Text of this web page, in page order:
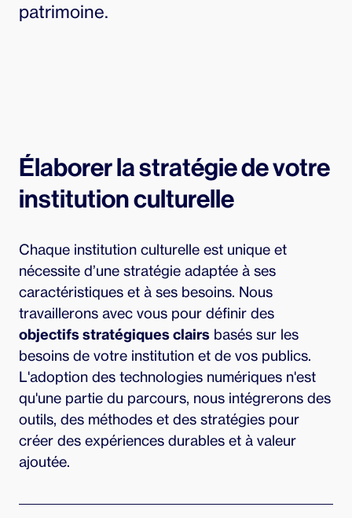
patrimoine.
Élaborer la stratégie de votre
institution culturelle
Chaque institution culturelle est unique et
nécessite d’une stratégie adaptée à ses
caractéristiques et à ses besoins. Nous
travaillerons avec vous pour définir des
objectifs stratégiques clairs basés sur les
besoins de votre institution et de vos publics.
L'adoption des technologies numériques n'est
qu'une partie du parcours, nous intégrerons des
outils, des méthodes et des stratégies pour
créer des expériences durables et à valeur
ajoutée.